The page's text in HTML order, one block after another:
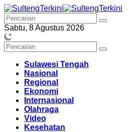
Langsung
ke
konten
Sabtu, 8 Agustus 2026
Sulawesi Tengah
Nasional
Regional
Ekonomi
Internasional
Olahraga
Video
Kesehatan